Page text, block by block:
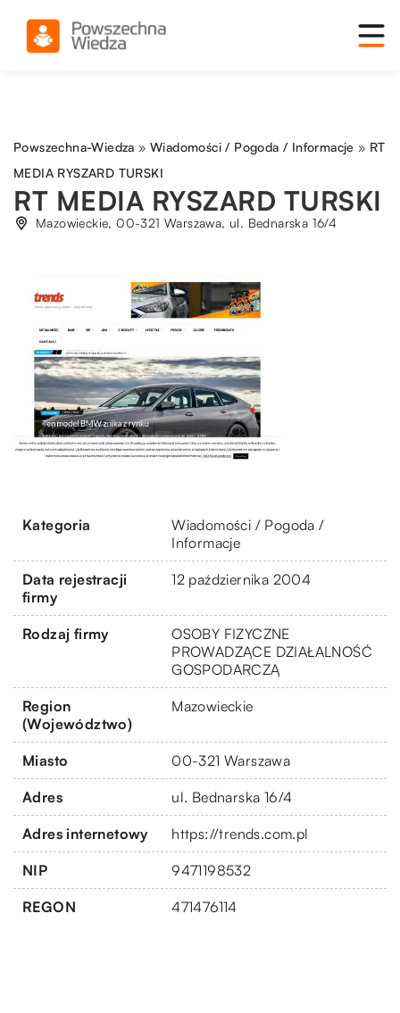
Powszechna-Wiedza »Wiadomości / Pogoda / Informacje » RT
MEDIA RYSZARD TURSKI
RT MEDIA RYSZARD TURSKI
Mazowieckie, 00-321 Warszawa, ul. Bednarska 16/4
Kategoria
Wiadomości / Pogoda /
Informacje
Data rejestracji
firmy
12 października 2004
Rodzaj firmy
OSOBY FIZYCZNE
PROWADZĄCE DZIAŁALNOŚĆ
GOSPODARCZĄ
Region
(Województwo)
Mazowieckie
Miasto 00-321 Warszawa
Adres ul. Bednarska 16/4
Adres internetowy https://trends.com.pl
NIP 9471198532
REGON 471476114